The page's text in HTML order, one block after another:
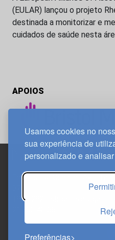
Usamos cookies no
sua experiência de
personalizado e
Preferências
(EULAR) lançou o projeto
destinada a monitorizar e
cuidados de saúde nesta
APOIOS
Edif. Lisboa Oriente | Av.
1800-282 Lisboa | Portugal